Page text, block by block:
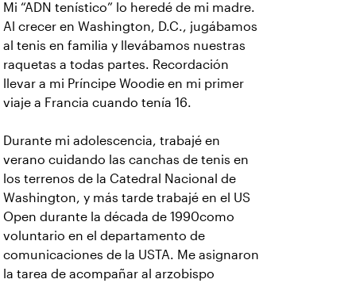
Mi “ADN tenístico” lo heredé de mi madre.
Al crecer en Washington, D.C., jugábamos
al tenis en familia y llevábamos nuestras
raquetas a todas partes. Recordación
llevar a mi Príncipe Woodie en mi primer
viaje a Francia cuando tenía 16.
Durante mi adolescencia, trabajé en
verano cuidando las canchas de tenis en
los terrenos de la Catedral Nacional de
Washington, y más tarde trabajé en el US
Open durante la década de 1990como
voluntario en el departamento de
comunicaciones de la USTA. Me asignaron
la tarea de acompañar al arzobispo